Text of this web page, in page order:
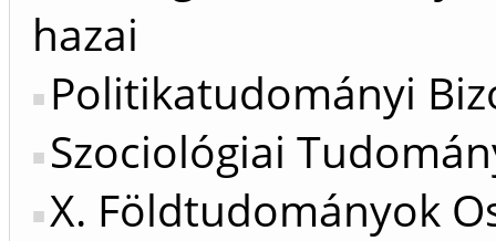
hazai
Politikatudományi
Szociológiai
X. Földtudományok